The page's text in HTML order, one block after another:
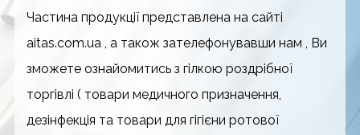
Частина продукції представлена на сайті
aitas.com.ua , а також зателефонувавши нам , Ви
зможете ознайомитись з гілкою роздрібної
торгівлі ( товари медичного призначення,
дезінфекція та товари для гігієни ротової